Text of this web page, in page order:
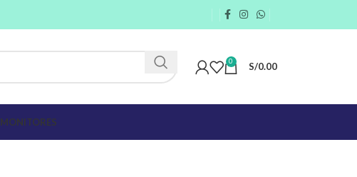
0 S/0.00
MONITORES